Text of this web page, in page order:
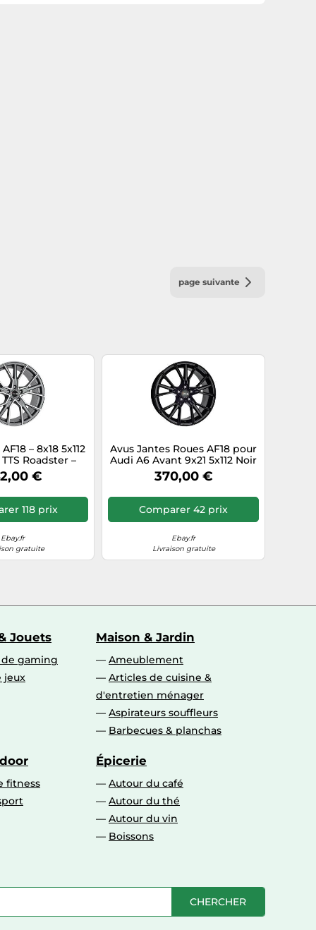
page suivante
– 8x18 5x112
Roadster –
mat poli
€
118 prix
Ebay.fr
gratuite
Avus Jantes Roues AF18 pour
Audi A6 Avant 9x21 5x112 Noir
72J
370,00 €
Comparer 42 prix
Ebay.fr
Livraison gratuite
Jouets
de gaming
jeux
Maison & Jardin
Ameublement
Articles de cuisine &
d'entretien ménager
Aspirateurs souffleurs
Barbecues & planchas
fitness
Épicerie
Autour du café
Autour du thé
Autour du vin
Boissons
CHERCHER